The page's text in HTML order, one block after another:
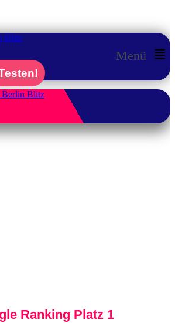
Menü
Ranking Platz 1